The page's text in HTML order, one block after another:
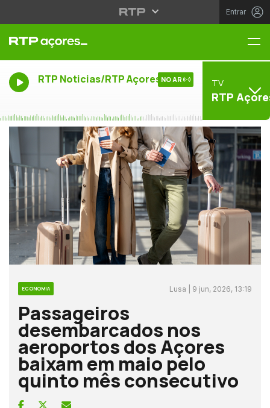
Entrar
RTP Noticias/RTP Açores NO AR TV
RTP
ECONOMIA Lusa | 9 jun, 2026, 13:19
Passageiros
desembarcados nos
aeroportos dos Açores
baixam em maio pelo
quinto mês consecutivo